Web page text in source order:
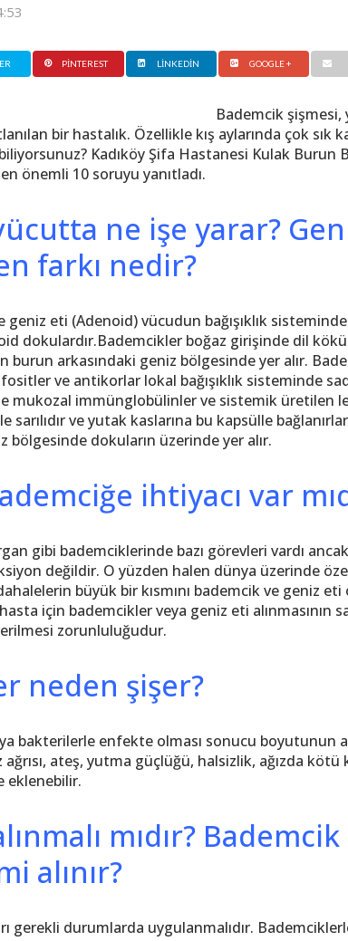
PINTEREST LINKEDIN GOOGLE +
Bademcik şişmesi,
bir hastalık. Özellikle kış aylarında çok sık
Kadıköy Şifa Hastanesi Kulak Burun
önemli 10 soruyu yanıtladı.
ne işe yarar?
farkı nedir?
geniz eti (Adenoid) vücudun bağışıklık
dokulardır.Bademcikler boğaz girişinde dil
burun arkasındaki geniz bölgesinde yer alır.
ve antikorlar lokal bağışıklık sisteminde
mukozal immünglobülinler ve sistemik üretilen
sarılıdır ve yutak kaslarına bu kapsülle
bölgesinde dokuların üzerinde yer alır.
ihtiyacı var
gibi bademciklerinde bazı görevleri vardı
değildir. O yüzden halen dünya üzerinde
büyük bir kısmını bademcik ve geniz
için bademcikler veya geniz eti alınmasının
zorunluluğudur.
neden şişer?
bakterilerle enfekte olması sonucu boyutunun
ateş, yutma güçlüğü, halsizlik, ağızda
eklenebilir.
mıdır?
alınır?
gerekli durumlarda uygulanmalıdır.